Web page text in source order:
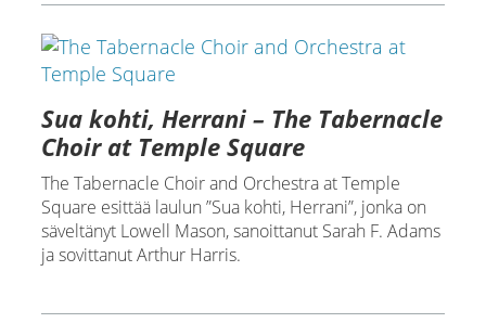
Sua kohti, Herrani – The Tabernacle
Choir at Temple Square
The Tabernacle Choir and Orchestra at Temple
Square esittää laulun ”Sua kohti, Herrani”, jonka on
säveltänyt Lowell Mason, sanoittanut Sarah F. Adams
ja sovittanut Arthur Harris.